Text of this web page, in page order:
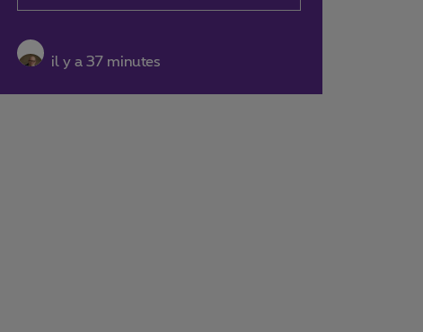
il y a 37 minutes